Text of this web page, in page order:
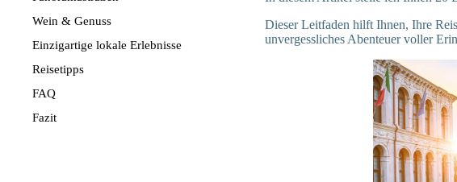
Wein & Genuss
Einzigartige lokale Erlebnisse
Reisetipps
FAQ
Fazit
Dieser Leitfaden hilft Ihnen, Ihre
unvergessliches Abenteuer voller